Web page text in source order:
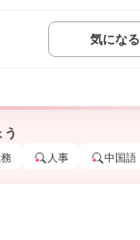
気になる
人事 中国語